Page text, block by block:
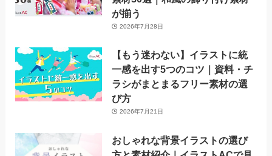
が揃う
2026年7月28日
【もう迷わない】イラストに統
一感を出す5つのコツ｜資料・チ
ラシがまとまるフリー素材の選
び方
2026年7月21日
おしゃれな背景イラストの選び